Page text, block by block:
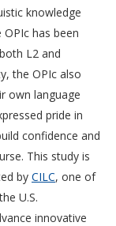
knowledge
has been
L2 and
the OPIc also
own language
pride in
confidence and
This study is
by CILC, one of
U.S.
innovative